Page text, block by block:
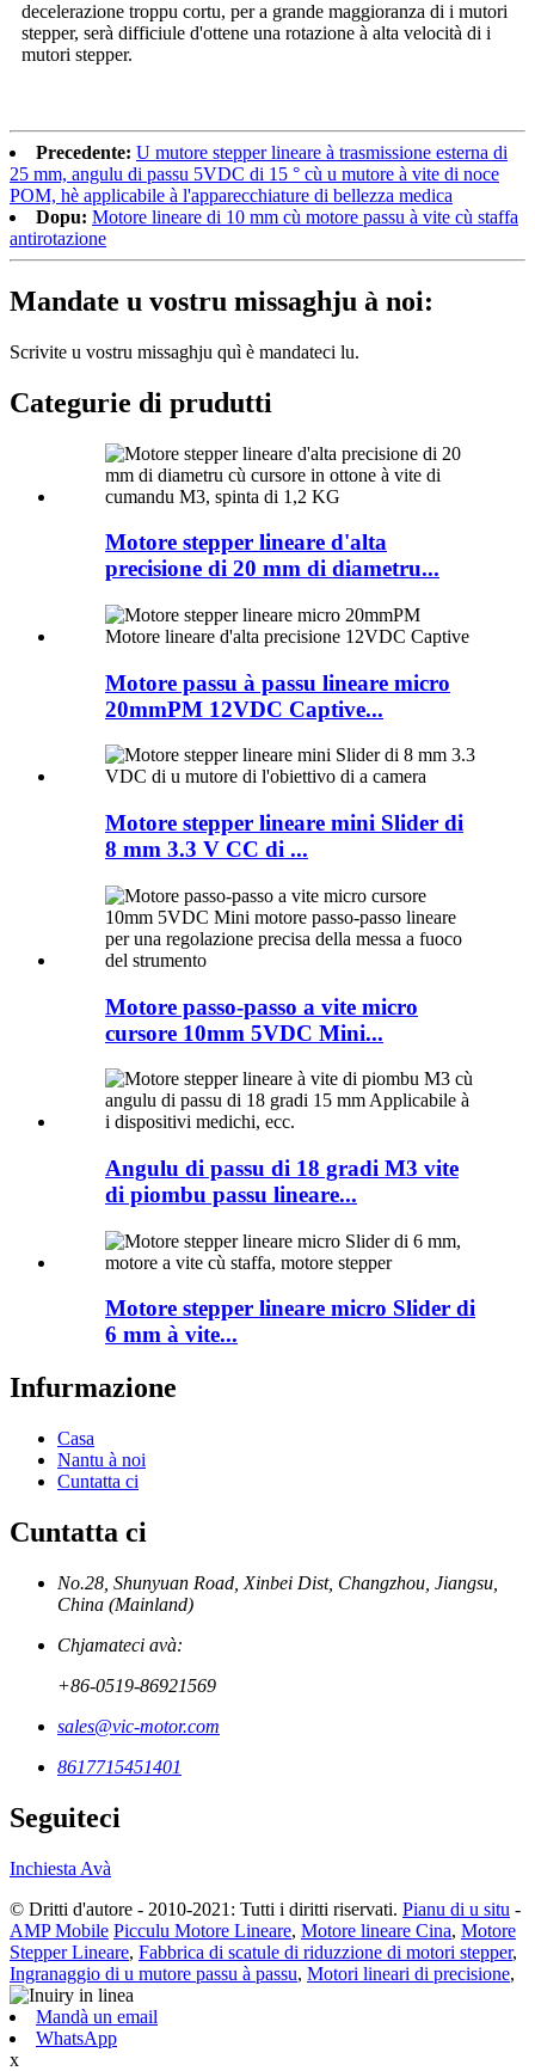
decelerazione troppu cortu, per a grande maggioranza di i mutori
stepper, serà difficiule d'ottene una rotazione à alta velocità di i
mutori stepper.
Precedente: U mutore stepper lineare à trasmissione esterna di
25 mm, angulu di passu 5VDC di 15 ° cù u mutore à vite di noce
POM, hè applicabile à l'apparecchiature di bellezza medica
Dopu: Motore lineare di 10 mm cù motore passu à vite cù staffa
antirotazione
Mandate u vostru missaghju à noi:
Scrivite u vostru missaghju quì è mandateci lu.
Categurie di prudutti
Motore stepper lineare d'alta
precisione di 20 mm di diametru...
Motore passu à passu lineare micro
20mmPM 12VDC Captive...
Motore stepper lineare mini Slider di
8 mm 3.3 V CC di ...
Motore passo-passo a vite micro
cursore 10mm 5VDC Mini...
Angulu di passu di 18 gradi M3 vite
di piombu passu lineare...
Motore stepper lineare micro Slider di
6 mm à vite...
Infurmazione
Casa
Nantu à noi
Cuntatta ci
Cuntatta ci
No.28, Shunyuan Road, Xinbei Dist, Changzhou, Jiangsu,
China (Mainland)
Chjamateci avà:
+86-0519-86921569
sales@vic-motor.com
8617715451401
Seguiteci
Inchiesta Avà
© Dritti d'autore - 2010-2021: Tutti i diritti riservati. Pianu di u situ -
AMP Mobile Picculu Motore Lineare, Motore lineare Cina, Motore
Stepper Lineare, Fabbrica di scatule di riduzzione di motori stepper,
Ingranaggio di u mutore passu à passu, Motori lineari di precisione,
Mandà un email
WhatsApp
x